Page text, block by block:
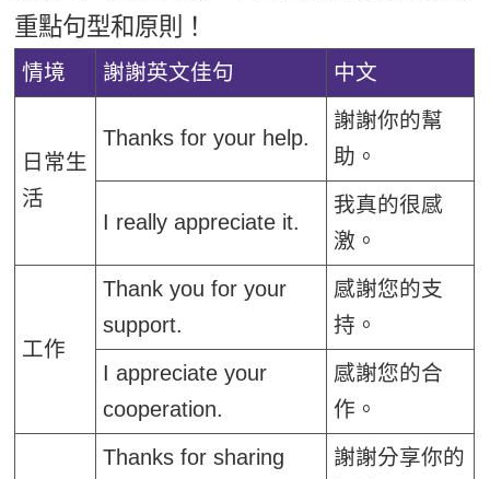
重點句型和原則！
情境 謝謝英文佳句 中文
日常生
活
Thanks for your help.
謝謝你的幫
助。
I really appreciate it.
我真的很感
激。
工作
Thank you for your
support.
感謝您的支
持。
I appreciate your
cooperation.
感謝您的合
作。
Thanks for sharing
謝謝分享你的